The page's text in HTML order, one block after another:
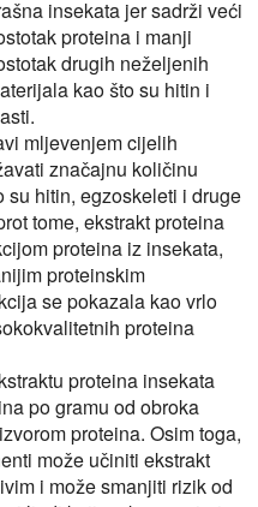
insekata jer sadrži veći
proteina i manji
drugih neželjenih
kao što su hitin i
mljevenjem cijelih
značajnu količinu
hitin, egzoskeleti i druge
tome, ekstrakt proteina
proteina iz insekata,
proteinskim
se pokazala kao vrlo
proteina
proteina insekata
po gramu od obroka
proteina. Osim toga,
može učiniti ekstrakt
i može smanjiti rizik od